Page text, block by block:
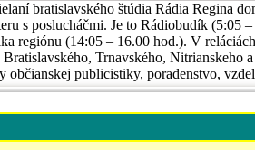
bratislavského štúdia Rádia Regina
s poslucháčmi. Je to Rádiobudík (5:05
regiónu (14:05 – 16.00 hod.). V
Bratislavského, Trnavského, Nitrianskeho
občianskej publicistiky, poradenstvo,